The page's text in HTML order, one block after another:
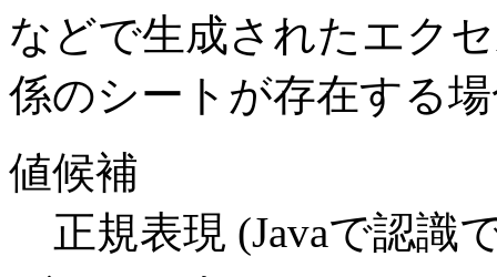
などで生成されたエク
係のシートが存在する
値候補
正規表現 (Javaで認識